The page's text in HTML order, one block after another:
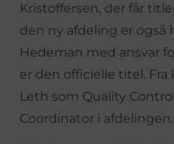
Kristoffersen, der får
den ny afdeling er også
Hedeman med ansvar
er den officielle titel.
Leth som Quality
Coordinator i afdelingen.